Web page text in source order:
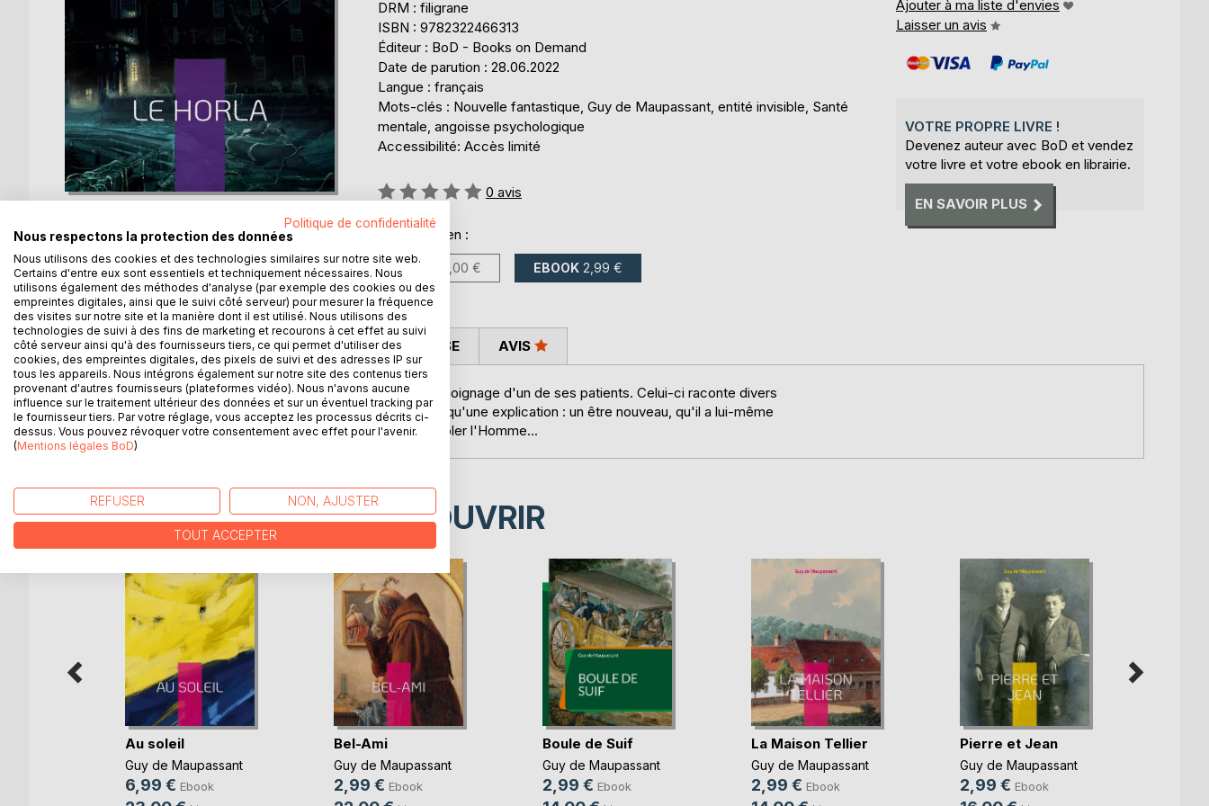
DRM : filigrane
ISBN : 9782322466313
Éditeur : BoD - Books on Demand
Date de parution : 28.06.2022
Langue : français
Mots-clés : Nouvelle fantastique, Guy de Maupassant, entité invisible, Santé
mentale, angoisse psychologique
Accessibilité: Accès limité
Évaluation:
0 avis
Disponible en :
LIVRE 15,00 € EBOOK 2,99 €
Ajouter à ma liste d'envies
Laisser un avis
VOTRE PROPRE LIVRE !
Devenez auteur avec BoD et vendez
votre livre et votre ebook en librairie.
EN SAVOIR PLUS
DESCRIPTION
Un aliéniste invite quelques confrères pour écouter le témoignage d'un de ses patients. Celui-ci raconte divers
évènements qui lui sont arrivés et pour lequel il ne trouve qu'une explication : un être nouveau, qu'il a lui-même
baptisé « le Horla », est arrivé et il a les moyens de contrôler l'Homme...
AUTEUR(S) CRITIQUES PRESSE AVIS
D’AUTRES TITRES À DÉCOUVRIR
Au soleil
Guy de Maupassant
6,99 € Ebook
Bel-Ami
Guy de Maupassant
2,99 € Ebook
Boule de Suif
Guy de Maupassant
2,99 € Ebook
La Maison Tellier
Guy de Maupassant
2,99 € Ebook
Pierre et Jean
Guy de Maupassant
2,99 € Ebook
Politique de confidentialité
Nous respectons la protection des données
Nous utilisons des cookies et des technologies similaires sur notre site web.
Certains d'entre eux sont essentiels et techniquement nécessaires. Nous
utilisons également des méthodes d'analyse (par exemple des cookies ou des
empreintes digitales, ainsi que le suivi côté serveur) pour mesurer la fréquence
des visites sur notre site et la manière dont il est utilisé. Nous utilisons des
technologies de suivi à des fins de marketing et recourons à cet effet au suivi
côté serveur ainsi qu'à des fournisseurs tiers, ce qui permet d'utiliser des
cookies, des empreintes digitales, des pixels de suivi et des adresses IP sur
tous les appareils. Nous intégrons également sur notre site des contenus tiers
provenant d'autres fournisseurs (plateformes vidéo). Nous n'avons aucune
influence sur le traitement ultérieur des données et sur un éventuel tracking par
le fournisseur tiers. Par votre réglage, vous acceptez les processus décrits ci-
dessus. Vous pouvez révoquer votre consentement avec effet pour l'avenir.
(Mentions légales BoD)
REFUSER NON, AJUSTER
TOUT ACCEPTER